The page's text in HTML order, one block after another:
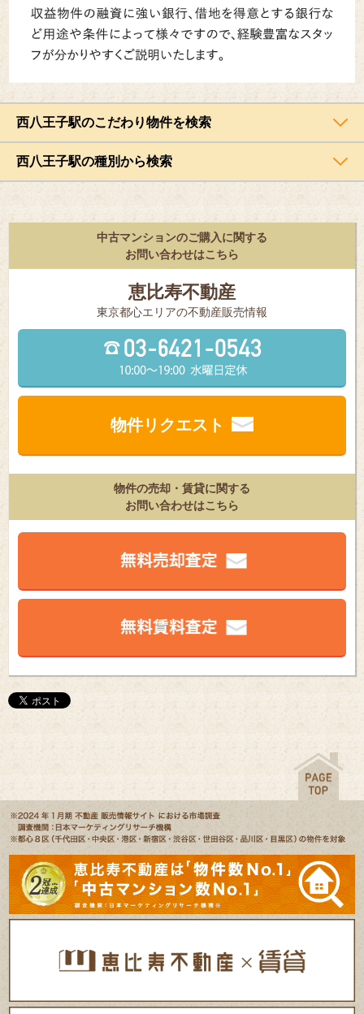
西八王子駅のこだわり物件を検索
西八王子駅の種別から検索
中古マンションのご購入に関する
お問い合わせはこちら
恵比寿不動産
東京都⼼エリアの不動産販売情報
物件リクエスト
物件の売却・賃貸に関する
お問い合わせはこちら